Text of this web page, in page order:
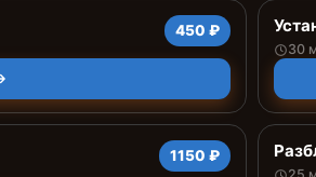
450 ₽
30
1150 ₽